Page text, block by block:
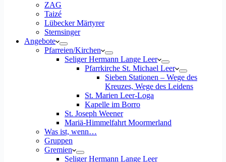
ZAG
Taizé
Lübecker Märtyrer
Sternsinger
Angebote
Pfarreien/Kirchen
Seliger Hermann Lange Leer
Pfarrkirche St. Michael Leer
Sieben Stationen – Wege des
Kreuzes, Wege des Leidens
St. Marien Leer-Loga
Kapelle im Borro
St. Joseph Weener
Mariä-Himmelfahrt Moormerland
Was ist, wenn…
Gruppen
Gremien
Seliger Hermann Lange Leer